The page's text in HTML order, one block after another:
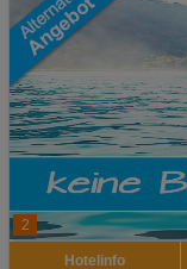
2
Hotelinfo